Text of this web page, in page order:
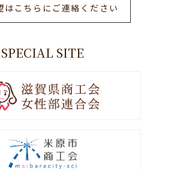
はこちらにご連絡ください
SPECIAL SITE